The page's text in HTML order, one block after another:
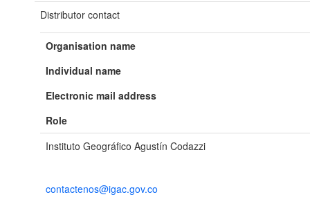
Distributor contact
Organisation name
Individual name
Electronic mail address
Role
Instituto Geográfico Agustín Codazzi
contactenos@igac.gov.co